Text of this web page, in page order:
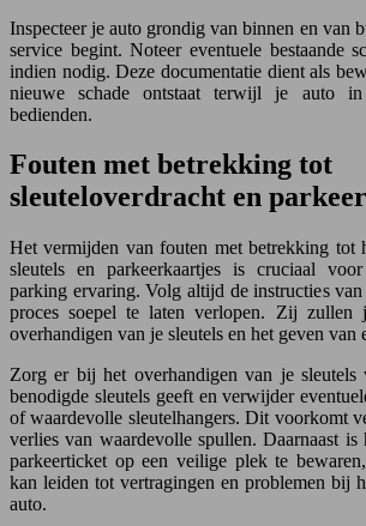
Inspecteer je auto grondig van binnen en van
service begint. Noteer eventuele bestaande
indien nodig. Deze documentatie dient als
nieuwe schade ontstaat terwijl je auto
bedienden.
Fouten met betrekking tot
sleuteloverdracht en
Het vermijden van fouten met betrekking tot
sleutels en parkeerkaartjes is cruciaal
parking ervaring. Volg altijd de instructies
proces soepel te laten verlopen. Zij zullen
overhandigen van je sleutels en het geven van
Zorg er bij het overhandigen van je
benodigde sleutels geeft en verwijder
of waardevolle sleutelhangers. Dit voorkomt
verlies van waardevolle spullen. Daarnaast
parkeerticket op een veilige plek te
kan leiden tot vertragingen en problemen bij
auto.